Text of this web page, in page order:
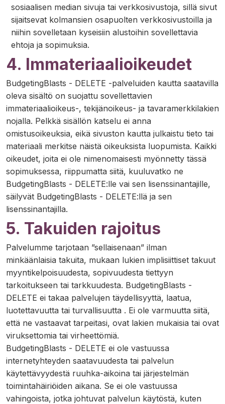
sosiaalisen median sivuja tai verkkosivustoja, sillä sivut
sijaitsevat kolmansien osapuolten verkkosivustoilla ja
niihin sovelletaan kyseisiin alustoihin sovellettavia
ehtoja ja sopimuksia.
4. Immateriaalioikeudet
BudgetingBlasts - DELETE -palveluiden kautta saatavilla
oleva sisältö on suojattu sovellettavien
immateriaalioikeus-, tekijänoikeus- ja tavaramerkkilakien
nojalla. Pelkkä sisällön katselu ei anna
omistusoikeuksia, eikä sivuston kautta julkaistu tieto tai
materiaali merkitse näistä oikeuksista luopumista. Kaikki
oikeudet, joita ei ole nimenomaisesti myönnetty tässä
sopimuksessa, riippumatta siitä, kuuluvatko ne
BudgetingBlasts - DELETE:lle vai sen lisenssinantajille,
säilyvät BudgetingBlasts - DELETE:llä ja sen
lisenssinantajilla.
5. Takuiden rajoitus
Palvelumme tarjotaan ”sellaisenaan” ilman
minkäänlaisia takuita, mukaan lukien implisiittiset takuut
myyntikelpoisuudesta, sopivuudesta tiettyyn
tarkoitukseen tai tarkkuudesta. BudgetingBlasts -
DELETE ei takaa palvelujen täydellisyyttä, laatua,
luotettavuutta tai turvallisuutta . Ei ole varmuutta siitä,
että ne vastaavat tarpeitasi, ovat lakien mukaisia tai ovat
viruksettomia tai virheettömiä.
BudgetingBlasts - DELETE ei ole vastuussa
internetyhteyden saatavuudesta tai palvelun
käytettävyydestä ruuhka-aikoina tai järjestelmän
toimintahäiriöiden aikana. Se ei ole vastuussa
vahingoista, jotka johtuvat palvelun käytöstä, kuten